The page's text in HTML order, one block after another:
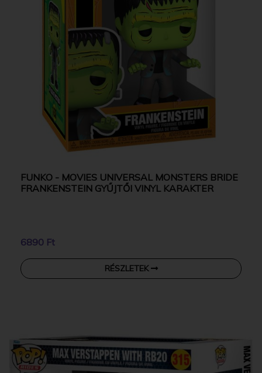
FUNKO - MOVIES UNIVERSAL MONSTERS BRIDE
FRANKENSTEIN GYŰJTŐI VINYL KARAKTER
6890 Ft
RÉSZLETEK